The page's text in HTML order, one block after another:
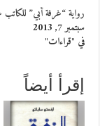
رواية “غرفة أبي”
سبتمبر 7, 2013
في "قراءات"
إقرأ أيضاً